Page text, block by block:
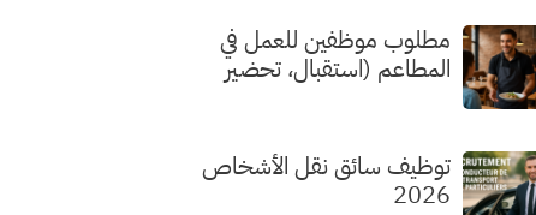
مطلوب موظفين للعمل في
المطاعم (استقبال، تحضير
توظيف سائق نقل الأشخاص
2026